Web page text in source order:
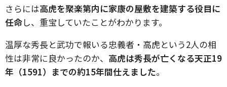
さらには高虎を聚楽第内に家康の屋敷を建築する役目に
任命し、重宝していたことがわかります。
温厚な秀長と武功で報いる忠義者・高虎という2人の相
性は非常に良かったのか、 高虎は秀長が亡くなる天正19
年（1591）までの約15年間仕えました。